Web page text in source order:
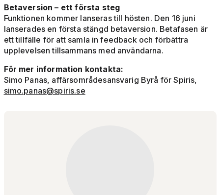
Betaversion – ett första steg
Funktionen kommer lanseras till hösten. Den 16 juni
lanserades en första stängd betaversion. Betafasen är
ett tillfälle för att samla in feedback och förbättra
upplevelsen tillsammans med användarna.
För mer information kontakta:
Simo Panas, affärsområdesansvarig Byrå för Spiris,
simo.panas@spiris.se